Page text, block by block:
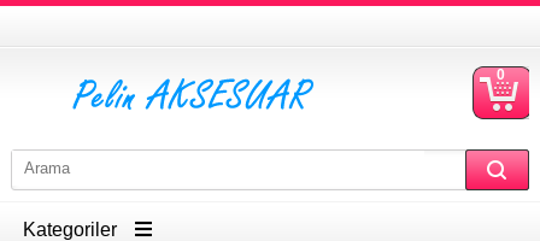
0
Kategoriler